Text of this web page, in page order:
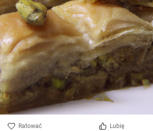
Ratować Lubię